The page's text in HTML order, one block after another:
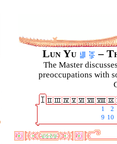
Lun Yu –
The Master
preoccupations with
1
2
9 10